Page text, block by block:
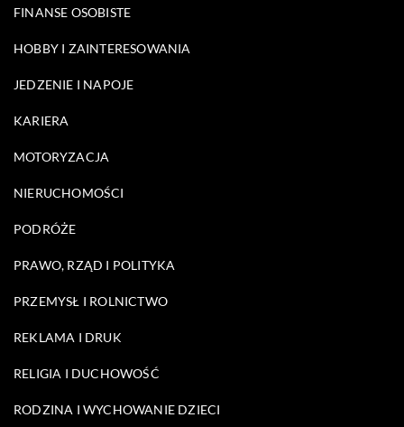
FINANSE OSOBISTE
HOBBY I ZAINTERESOWANIA
JEDZENIE I NAPOJE
KARIERA
MOTORYZACJA
NIERUCHOMOŚCI
PODRÓŻE
PRAWO, RZĄD I POLITYKA
PRZEMYSŁ I ROLNICTWO
REKLAMA I DRUK
RELIGIA I DUCHOWOŚĆ
RODZINA I WYCHOWANIE DZIECI